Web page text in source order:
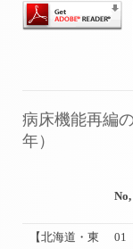
病床機能再編
年）
No,
【北海道・東
01